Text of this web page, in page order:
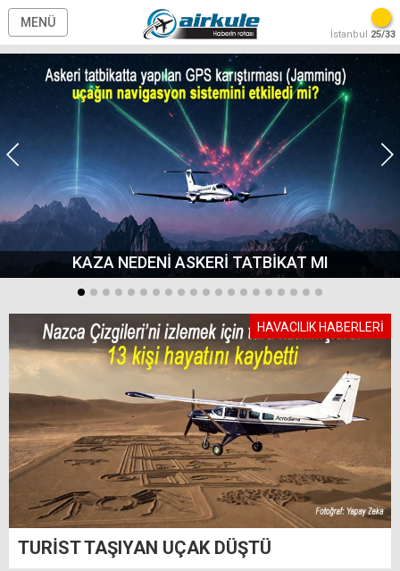
MENÜ
İstanbul 25/33
KAZA NEDENİ ASKERİ TATBİKAT MI
HAVACILIK HABERLERİ
TURİST TAŞIYAN UÇAK DÜŞTÜ